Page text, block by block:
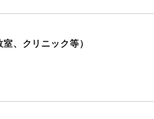
、クリニック等）